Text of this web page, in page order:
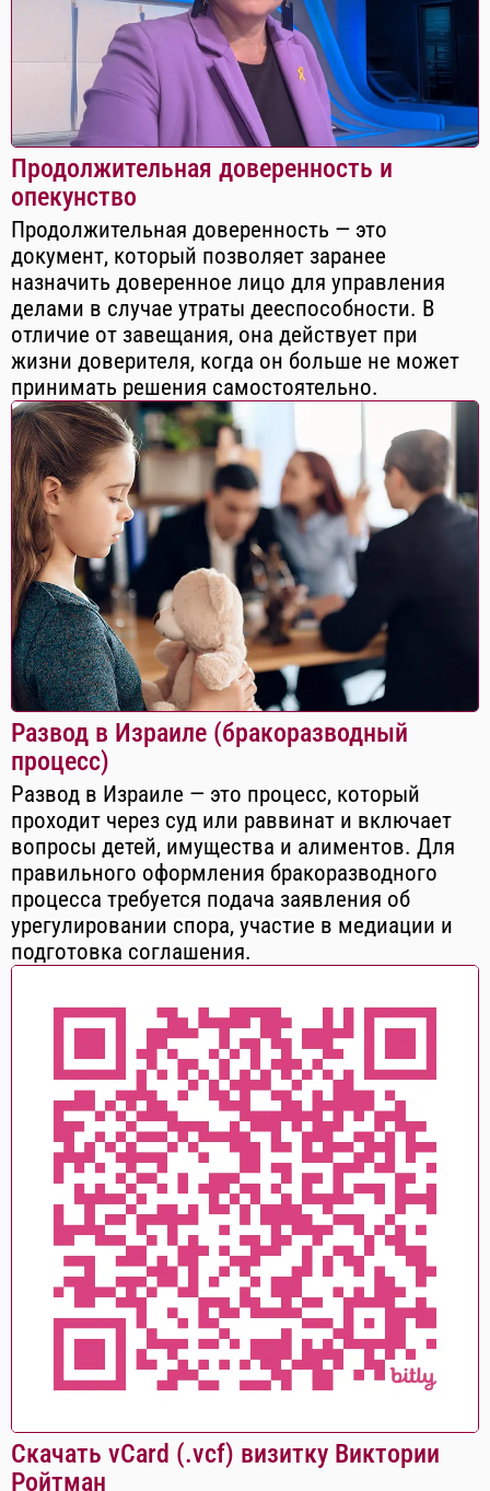
Продолжительная доверенность и
опекунство
Продолжительная доверенность — это
документ, который позволяет заранее
назначить доверенное лицо для управления
делами в случае утраты дееспособности. В
отличие от завещания, она действует при
жизни доверителя, когда он больше не может
принимать решения самостоятельно.
Развод в Израиле (бракоразводный
процесс)
Развод в Израиле — это процесс, который
проходит через суд или раввинат и включает
вопросы детей, имущества и алиментов. Для
правильного оформления бракоразводного
процесса требуется подача заявления об
урегулировании спора, участие в медиации и
подготовка соглашения.
Скачать vCard (.vcf) визитку Виктории
Ройтман